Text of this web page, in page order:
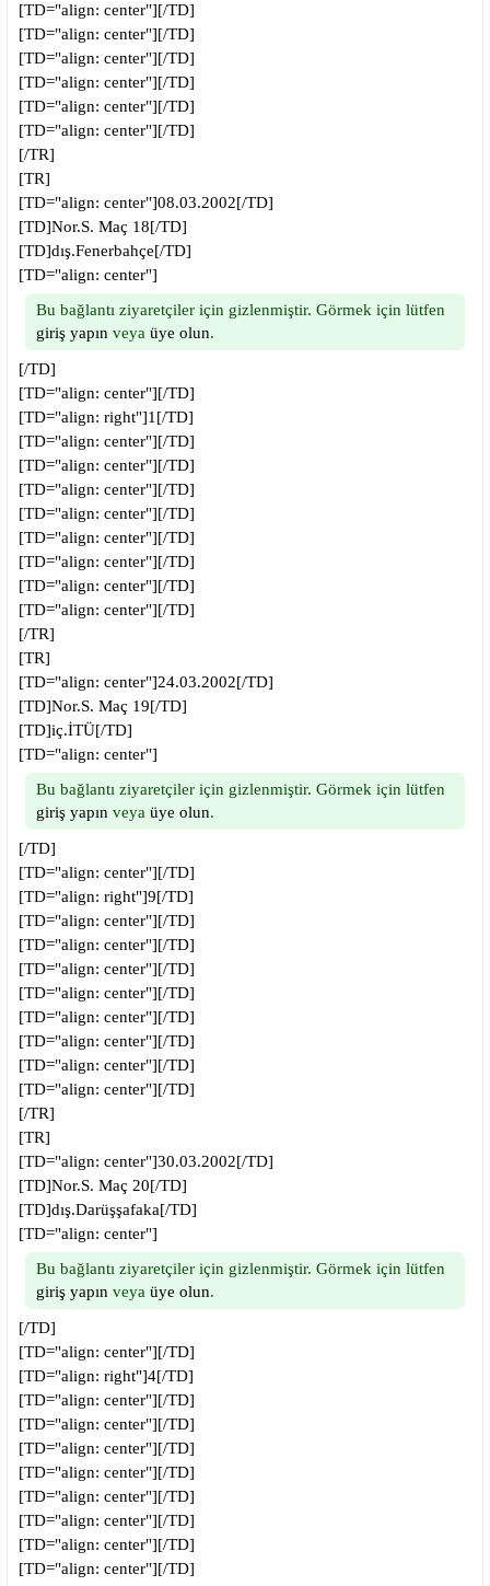
[TD="align: center"][/TD]
[TD="align: center"][/TD]
[TD="align: center"][/TD]
[TD="align: center"][/TD]
[TD="align: center"][/TD]
[TD="align: center"][/TD]
[/TR]
[TR]
[TD="align: center"]08.03.2002[/TD]
[TD]Nor.S. Maç 18[/TD]
[TD]dış.Fenerbahçe[/TD]
[TD="align: center"]
Bu bağlantı ziyaretçiler için gizlenmiştir. Görmek için lütfen
giriş yapın veya üye olun.
[/TD]
[TD="align: center"][/TD]
[TD="align: right"]1[/TD]
[TD="align: center"][/TD]
[TD="align: center"][/TD]
[TD="align: center"][/TD]
[TD="align: center"][/TD]
[TD="align: center"][/TD]
[TD="align: center"][/TD]
[TD="align: center"][/TD]
[TD="align: center"][/TD]
[/TR]
[TR]
[TD="align: center"]24.03.2002[/TD]
[TD]Nor.S. Maç 19[/TD]
[TD]iç.İTÜ[/TD]
[TD="align: center"]
Bu bağlantı ziyaretçiler için gizlenmiştir. Görmek için lütfen
giriş yapın veya üye olun.
[/TD]
[TD="align: center"][/TD]
[TD="align: right"]9[/TD]
[TD="align: center"][/TD]
[TD="align: center"][/TD]
[TD="align: center"][/TD]
[TD="align: center"][/TD]
[TD="align: center"][/TD]
[TD="align: center"][/TD]
[TD="align: center"][/TD]
[TD="align: center"][/TD]
[/TR]
[TR]
[TD="align: center"]30.03.2002[/TD]
[TD]Nor.S. Maç 20[/TD]
[TD]dış.Darüşşafaka[/TD]
[TD="align: center"]
Bu bağlantı ziyaretçiler için gizlenmiştir. Görmek için lütfen
giriş yapın veya üye olun.
[/TD]
[TD="align: center"][/TD]
[TD="align: right"]4[/TD]
[TD="align: center"][/TD]
[TD="align: center"][/TD]
[TD="align: center"][/TD]
[TD="align: center"][/TD]
[TD="align: center"][/TD]
[TD="align: center"][/TD]
[TD="align: center"][/TD]
[TD="align: center"][/TD]